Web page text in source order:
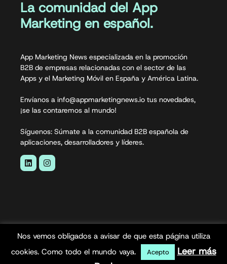
La comunidad del App
Marketing en español.
App Marketing News especializada en la promoción
B2B de empresas relacionadas con el sector de las
Apps y el Marketing Móvil en España y América Latina.
Envíanos a info@appmarketingnews.io tus novedades,
¡se las contaremos al mundo!
Síguenos: Súmate a la comunidad B2B española de
aplicaciones, desarrolladores y líderes.
App Marketing News© 2026. Todos los derechos
Nos vemos obligados a avisar de que esta página utiliza
cookies. Como todo el mundo vaya.
Acepto
Leer más